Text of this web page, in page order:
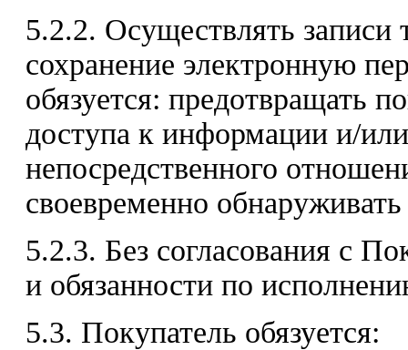
5.2.2. Осуществлять записи
сохранение электронную
обязуется: предотвращать
доступа к информации и/
непосредственного
своевременно
5.2.3. Без согласования с
и обязанности по
5.3. Покупатель обязуется: